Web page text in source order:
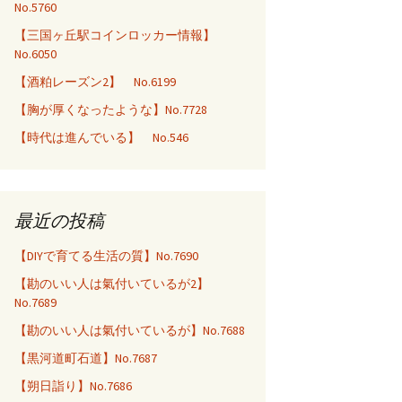
No.5760
【三国ヶ丘駅コインロッカー情報】
No.6050
【酒粕レーズン2】 No.6199
【胸が厚くなったような】No.7728
【時代は進んでいる】 No.546
最近の投稿
【DIYで育てる生活の質】No.7690
【勘のいい人は氣付いているが2】
No.7689
【勘のいい人は氣付いているが】No.7688
【黒河道町石道】No.7687
【朔日詣り】No.7686